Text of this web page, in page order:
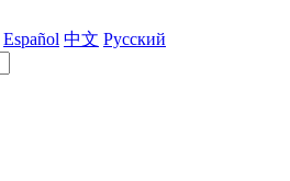
Español 中文 Русский